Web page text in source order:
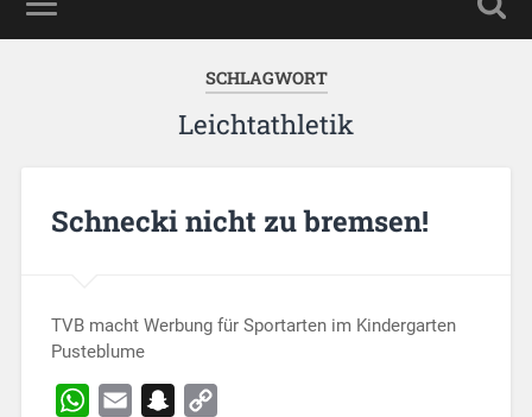
SCHLAGWORT
Leichtathletik
Schnecki nicht zu bremsen!
TVB macht Werbung für Sportarten im Kindergarten
Pusteblume
WhatsApp
Email Snapchat